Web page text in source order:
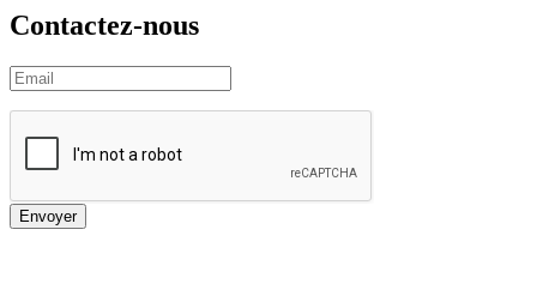
Contactez-nous
Envoyer